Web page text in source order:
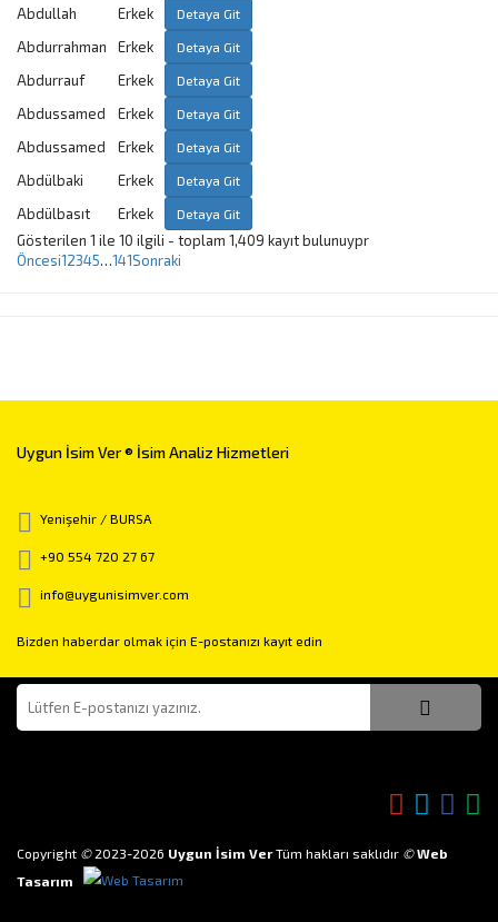
Abdullah Erkek Detaya Git
Abdurrahman Erkek Detaya Git
Abdurrauf Erkek Detaya Git
Abdussamed Erkek Detaya Git
Abdussamed Erkek Detaya Git
Abdülbaki Erkek Detaya Git
Abdülbasıt Erkek Detaya Git
Gösterilen 1 ile 10 ilgili - toplam 1,409 kayıt bulunuypr
Öncesi12345…141Sonraki
Uygun İsim Ver ® İsim Analiz Hizmetleri
Yenişehir / BURSA
+90 554 720 27 67
info@uygunisimver.com
Bizden haberdar olmak için E-postanızı kayıt edin
Copyright ©2023-2026 Uygun İsim VerTüm hakları saklıdır © Web
Tasarım